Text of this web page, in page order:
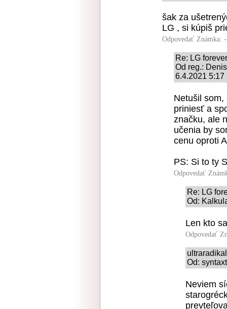
šak za
LG , si kúpiš
Odpovedať Známka:
Re: LG forever
Od reg.:
6.4.2021 5:17
Netušil som,
priniesť a
značku, ale
učenia by
cenu oproti
PS: Si to ty
Odpovedať
Re: LG
Od:
Len kto
Odpovedať
Od:
Neviem